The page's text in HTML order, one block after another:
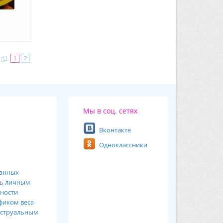
1 2
личным
веса
Мы в соц. сетях
Вконтакте
Одноклассники